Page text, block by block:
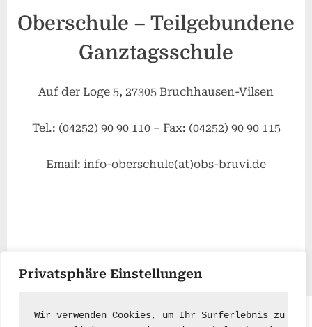
Privatsphäre Einstellungen
Wir verwenden Cookies, um Ihr Surferlebnis zu
Oberschule – Teilgebundene
Ganztagsschule
Auf der Loge 5, 27305 Bruchhausen-Vilsen
Tel.: (04252) 90 90 110 – Fax: (04252) 90 90 115
Email: info-oberschule(at)obs-bruvi.de